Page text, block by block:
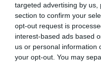
targeted advertising by
section to confirm your
opt-out request is
interest-based ads based
us or personal information
your opt-out. You may
Legfrissebb